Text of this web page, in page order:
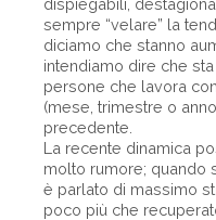
dispiegabili,
sempre “velare” la
diciamo che stanno
intendiamo dire che
persone che lavora
(mese, trimestre o
precedente.
La recente dinamica
molto rumore; quando
è parlato di massimo
poco più che